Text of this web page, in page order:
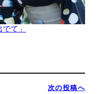
て」
次の投稿へ